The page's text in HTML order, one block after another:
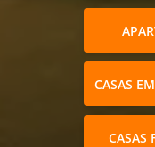
CASAS
CASAS